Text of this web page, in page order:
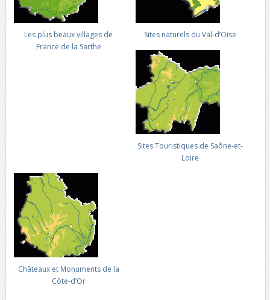
Les plus beaux villages de
France de la Sarthe
Sites naturels du Val-d’Oise
Sites Touristiques de Saône-et-
Loire
Châteaux et Monuments de la
Côte-d’Or